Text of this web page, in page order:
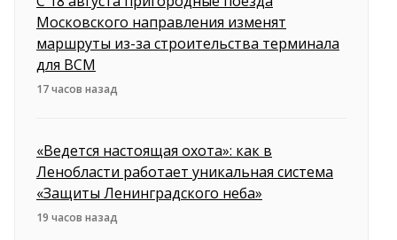
Московского направления изменят
маршруты из-за строительства терминала
для ВСМ
17 часов назад
«Ведется настоящая охота»: как в
Ленобласти работает уникальная система
«Защиты Ленинградского неба»
19 часов назад